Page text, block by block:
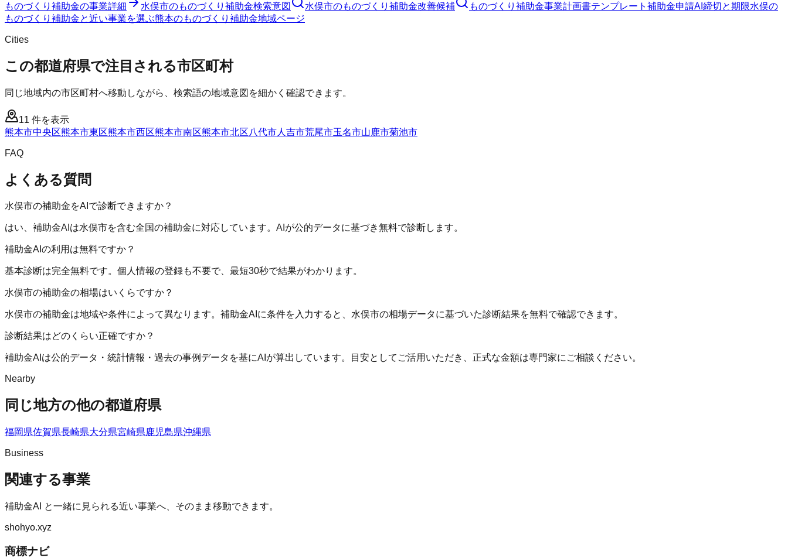
ものづくり補助金の事業詳細 水俣市のものづくり補助金検索意図 水俣市のものづくり補助金改善候補 ものづくり補助金事業計画書テンプレート 補助金申請AI 締切と期限水俣の
ものづくり補助金と近い事業を選ぶ熊本のものづくり補助金地域ページ
Cities
この都道府県で注目される市区町村
同じ地域内の市区町村へ移動しながら、検索語の地域意図を細かく確認できます。
11 件を表示
熊本市中央区熊本市東区熊本市西区熊本市南区熊本市北区八代市人吉市荒尾市玉名市山鹿市菊池市
FAQ
よくある質問
水俣市の補助金をAIで診断できますか？
はい、補助金AIは水俣市を含む全国の補助金に対応しています。AIが公的データに基づき無料で診断します。
補助金AIの利用は無料ですか？
基本診断は完全無料です。個人情報の登録も不要で、最短30秒で結果がわかります。
水俣市の補助金の相場はいくらですか？
水俣市の補助金は地域や条件によって異なります。補助金AIに条件を入力すると、水俣市の相場データに基づいた診断結果を無料で確認できます。
診断結果はどのくらい正確ですか？
補助金AIは公的データ・統計情報・過去の事例データを基にAIが算出しています。目安としてご活用いただき、正式な金額は専門家にご相談ください。
Nearby
同じ地方の他の都道府県
福岡県佐賀県長崎県大分県宮崎県鹿児島県沖縄県
Business
関連する事業
補助金AI と一緒に見られる近い事業へ、そのまま移動できます。
shohyo.xyz
商標ナビ